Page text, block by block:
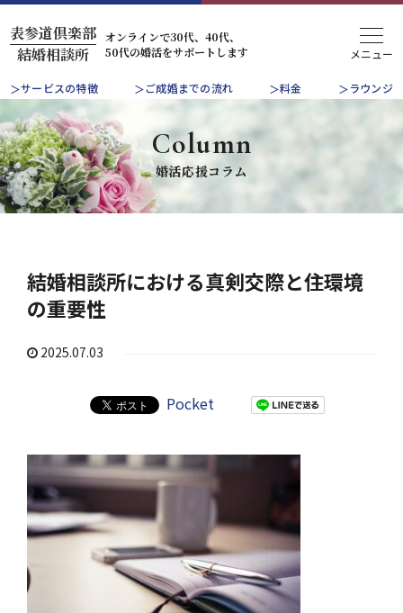
結婚相談所
表参道倶楽部
オンラインで30代、40代、
50代の婚活をサポートします
サービスの特徴 ご成婚までの流れ 料金 ラウンジ
Column
婚活応援コラム
結婚相談所における真剣交際と住環境
の重要性
2025.07.03
Pocket